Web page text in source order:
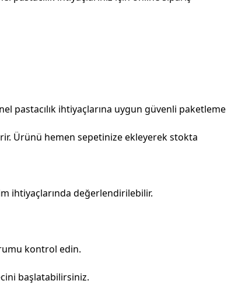
pastacılık ihtiyaçlarına uygun güvenli paketleme
Ürünü hemen sepetinize ekleyerek stokta
ihtiyaçlarında değerlendirilebilir.
kontrol edin.
başlatabilirsiniz.